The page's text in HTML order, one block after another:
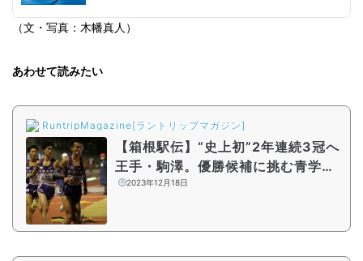
（文・写真：木幡真人）
あわせて読みたい
RuntripMagazine[ラントリップマガジン]
【箱根駅伝】“史上初”2年連続3冠へ
王手・駒澤。優勝候補に挑む青学・
中央……注目選手は？
2023年12月18日